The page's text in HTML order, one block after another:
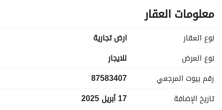
- نوع العقار: أرض تجارية
- تكرار الإيجار: سنوي
- المساحة: 900 متر مربع
- مفروشة: لا
- وسائل الراحة: الكهرباء
معلومات العقار
نوع العقار
ارض تجارية
نوع العرض
للايجار
رقم بيوت المرجعي
87583407
تاريخ الإضافة
17 أبريل 2025